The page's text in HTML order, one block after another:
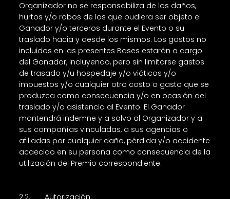
Organizador no se responsabiliza de los daños,
hurtos y/o robos de los que pudiera ser objeto el
Ganador y/o terceros durante el Evento o su
traslado hacia y desde los mismos. Los gastos no
incluidos en las presentes Bases estarán a cargo
del Ganador, incluyendo, pero sin limitarse gastos
de trasado y/u hospedaje y/o viáticos y/o
impuestos y/o cualquier otro costo o gasto que se
produzca como consecuencia y/o en ocasión del
traslado y/o asistencia al Evento. El Ganador
mantendrá indemne y a salvo al Organizador y a
sus compañías vinculadas, a sus agencias o
afiliadas por cualquier daño, pérdida y/o accidente
acaecido en su persona como consecuencia de la
utilización del Premio correspondiente.
2.2. Autorización: